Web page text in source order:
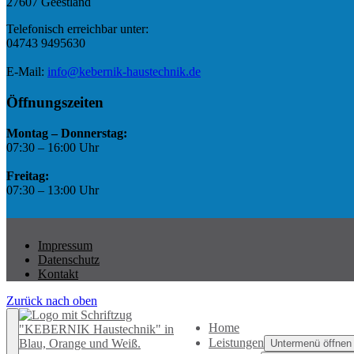
Telefonisch erreichbar unter:
04743 9495630
E-Mail: info@kebernik-haustechnik.de
Öffnungszeiten
Montag – Donnerstag:
07:30 – 16:00 Uhr
Freitag:
07:30 – 13:00 Uhr
Impressum
Datenschutz
Kontakt
Zurück nach oben
Home
Leistungen
Untermenü